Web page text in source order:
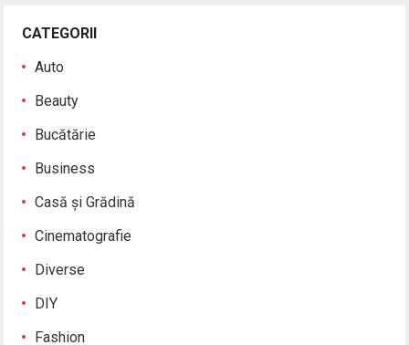
CATEGORII
Auto
Beauty
Bucătărie
Business
Casă și Grădină
Cinematografie
Diverse
DIY
Fashion